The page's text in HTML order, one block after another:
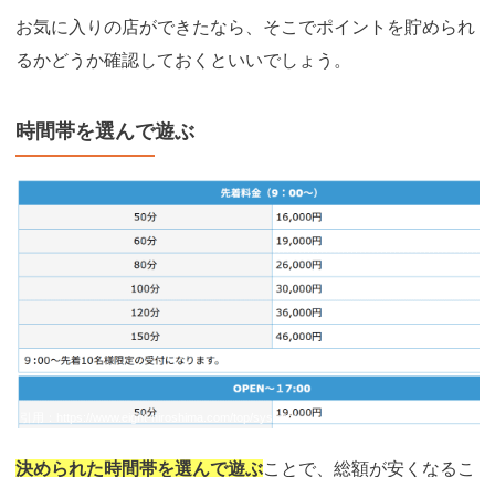
お気に入りの店ができたなら、そこでポイントを貯められ
るかどうか確認しておくといいでしょう。
時間帯を選んで遊ぶ
https://www.eight-hiroshima.com/top/system/
決められた時間帯を選んで遊ぶことで、総額が安くなるこ